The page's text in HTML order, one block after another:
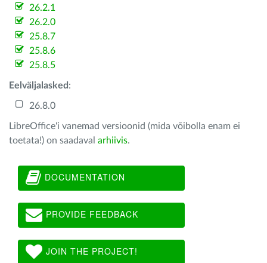
26.2.1
26.2.0
25.8.7
25.8.6
25.8.5
Eelväljalasked :
26.8.0
LibreOffice'i vanemad versioonid (mida võibolla enam ei
toetata!) on saadaval arhiivis.
DOCUMENTATION
PROVIDE FEEDBACK
JOIN THE PROJECT!